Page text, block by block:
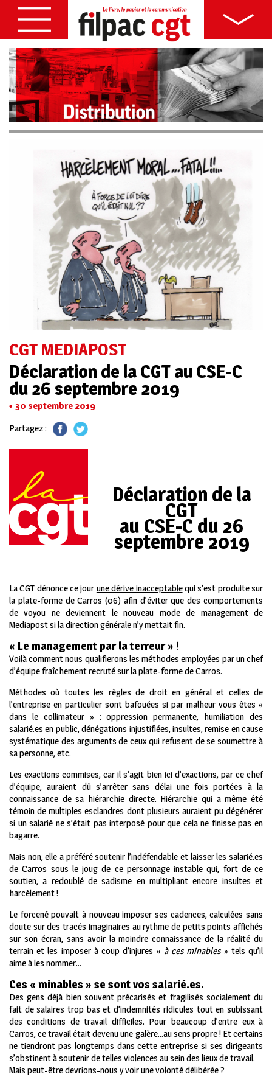
CGT MEDIAPOST
Déclaration de la CGT au CSE-C
du 26 septembre 2019
30 septembre 2019
Partagez :
Déclaration de la
CGT
au CSE-C du 26
septembre 2019
La CGT dénonce ce jour une dérive inacceptablequi s’est produite sur
la plate-forme de Carros (06) afin d’éviter que des comportements
de voyou ne deviennent le nouveau mode de management de
Mediapost si la direction générale n’y mettait fin.
« Le management par la terreur » !
Voilà comment nous qualifierons les méthodes employées par un chef
d’équipe fraîchement recruté sur la plate-forme de Carros.
Méthodes où toutes les règles de droit en général et celles de
l’entreprise en particulier sont bafouées si par malheur vous êtes «
dans le collimateur » : oppression permanente, humiliation des
salarié.es en public, dénégations injustifiées, insultes, remise en cause
systématique des arguments de ceux qui refusent de se soumettre à
sa personne, etc.
Les exactions commises, car il s’agit bien ici d’exactions, par ce chef
d’équipe, auraient dû s’arrêter sans délai une fois portées à la
connaissance de sa hiérarchie directe. Hiérarchie qui a même été
témoin de multiples esclandres dont plusieurs auraient pu dégénérer
si un salarié ne s’était pas interposé pour que cela ne finisse pas en
bagarre.
Mais non, elle a préféré soutenir l’indéfendable et laisser les salarié.es
de Carros sous le joug de ce personnage instable qui, fort de ce
soutien, a redoublé de sadisme en multipliant encore insultes et
harcèlement !
Le forcené pouvait à nouveau imposer ses cadences, calculées sans
doute sur des tracés imaginaires au rythme de petits points affichés
sur son écran, sans avoir la moindre connaissance de la réalité du
terrain et les imposer à coup d’injures « à ces minables» tels qu’il
aime à les nommer…
Ces « minables » se sont vos salarié.es.
Des gens déjà bien souvent précarisés et fragilisés socialement du
fait de salaires trop bas et d’indemnités ridicules tout en subissant
des conditions de travail difficiles. Pour beaucoup d’entre eux à
Carros, ce travail était devenu une galère…au sens propre ! Et certains
ne tiendront pas longtemps dans cette entreprise si ses dirigeants
s’obstinent à soutenir de telles violences au sein des lieux de travail.
Mais peut-être devrions-nous y voir une volonté délibérée ?